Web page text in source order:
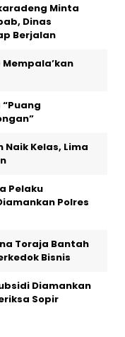
Minta
Dinas
Berjalan
Mempala’kan
Naik Kelas, Lima
Pelaku
Polres
Toraja Bantah
Bisnis
Diamankan
Sopir